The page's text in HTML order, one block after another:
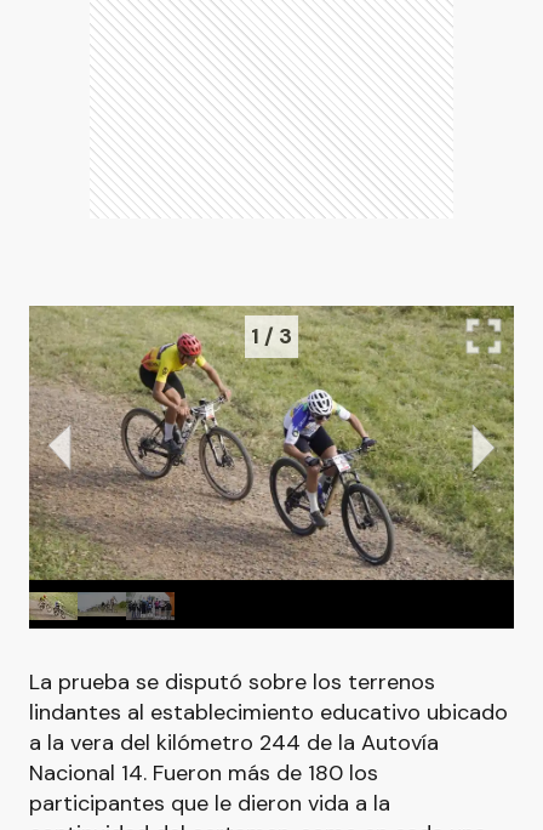
1 / 3
La prueba se disputó sobre los terrenos
lindantes al establecimiento educativo ubicado
a la vera del kilómetro 244 de la Autovía
Nacional 14. Fueron más de 180 los
participantes que le dieron vida a la